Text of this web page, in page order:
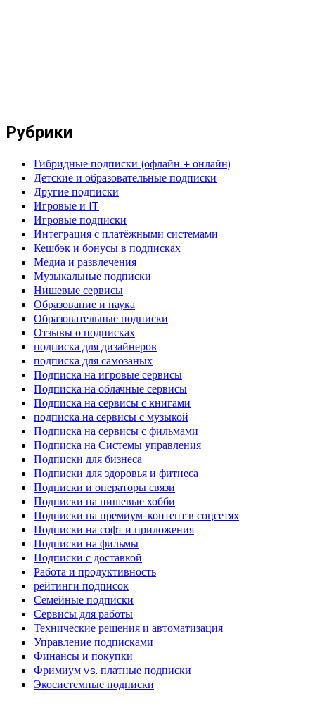
Рубрики
Гибридные подписки (офлайн + онлайн)
Детские и образовательные подписки
Другие подписки
Игровые и IT
Игровые подписки
Интеграция с платёжными системами
Кешбэк и бонусы в подписках
Медиа и развлечения
Музыкальные подписки
Нишевые сервисы
Образование и наука
Образовательные подписки
Отзывы о подписках
подписка для дизайнеров
подписка для самозаных
Подписка на игровые сервисы
Подписка на облачные сервисы
Подписка на сервисы с книгами
подписка на сервисы с музыкой
Подписка на сервисы с фильмами
Подписка на Системы управления
Подписки для бизнеса
Подписки для здоровья и фитнеса
Подписки и операторы связи
Подписки на нишевые хобби
Подписки на премиум-контент в соцсетях
Подписки на софт и приложения
Подписки на фильмы
Подписки с доставкой
Работа и продуктивность
рейтинги подписок
Семейные подписки
Сервисы для работы
Технические решения и автоматизация
Управление подписками
Финансы и покупки
Фримиум vs. платные подписки
Экосистемные подписки